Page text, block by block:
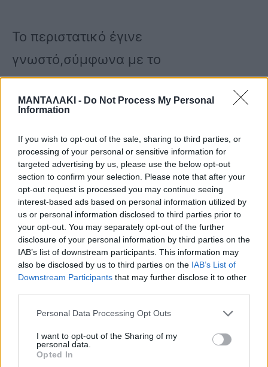
ΜΑΝΤΑΛΑΚΙ - Do Not Process My Personal
Information
If you wish to opt-out of the sale, sharing to third parties, or
processing of your personal or sensitive information for
targeted advertising by us, please use the below opt-out
section to confirm your selection. Please note that after your
opt-out request is processed you may continue seeing
interest-based ads based on personal information utilized by
us or personal information disclosed to third parties prior to
your opt-out. You may separately opt-out of the further
disclosure of your personal information by third parties on the
IAB’s list of downstream participants. This information may
also be disclosed by us to third parties on the IAB’s List of
Downstream Participants that may further disclose it to other
Personal Data Processing Opt Outs
I want to opt-out of the Sharing of my
personal data.
Opted In
Το περιστατικό έγινε
γνωστό,σύμφωνα με το
protothema.gr,όταν μαθήτρια ανέφερε
πως άγνωστα άτομα βρίσκονταν στον
,κρατώντας μαχαίρια και
αναζητώντας μαθητή της Γ’ Λυκείου
με τον οποίο είχαν προσωπικές
διαφορές
διενέργεια ελέγχου, ενώ από πλευράς